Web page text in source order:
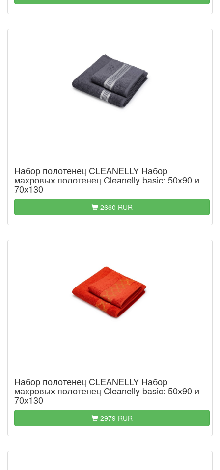
Набор полотенец CLEANELLY Набор
махровых полотенец Cleanelly basic: 50х90 и
70х130
2660 RUR
Набор полотенец CLEANELLY Набор
махровых полотенец Cleanelly basic: 50х90 и
70х130
2979 RUR